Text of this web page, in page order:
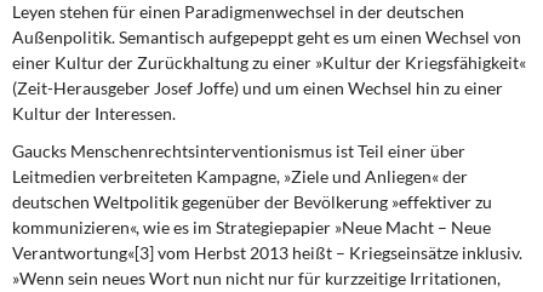
Leyen stehen für einen Paradigmenwechsel in der deutschen
Außenpolitik. Semantisch aufgepeppt geht es um einen Wechsel von
einer Kultur der Zurückhaltung zu einer »Kultur der Kriegsfähigkeit«
(Zeit-Herausgeber Josef Joffe) und um einen Wechsel hin zu einer
Kultur der Interessen.
Gaucks Menschenrechtsinterventionismus ist Teil einer über
Leitmedien verbreiteten Kampagne, »Ziele und Anliegen« der
deutschen Weltpolitik gegenüber der Bevölkerung »effektiver zu
kommunizieren«, wie es im Strategiepapier »Neue Macht – Neue
Verantwortung«[3] vom Herbst 2013 heißt – Kriegseinsätze inklusiv.
»Wenn sein neues Wort nun nicht nur für kurzzeitige Irritationen,